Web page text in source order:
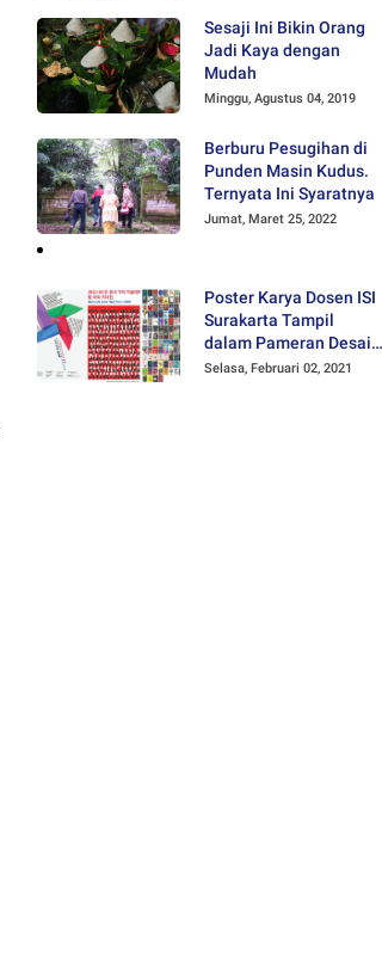
Sesaji Ini Bikin Orang
Jadi Kaya dengan
Mudah
Minggu, Agustus 04, 2019
Berburu Pesugihan di
Punden Masin Kudus.
Ternyata Ini Syaratnya
Jumat, Maret 25, 2022
Poster Karya Dosen ISI
Surakarta Tampil
dalam Pameran Desain
Poster Internasional
Selasa, Februari 02, 2021